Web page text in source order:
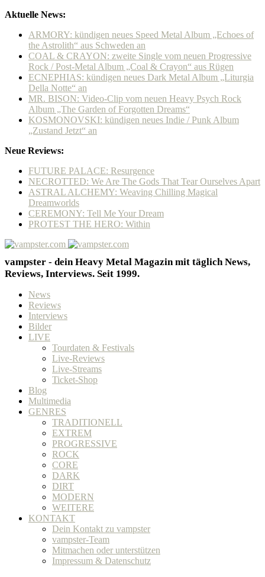
Aktuelle News:
ARMORY: kündigen neues Speed Metal Album „Echoes of
the Astrolith“ aus Schweden an
COAL & CRAYON: zweite Single vom neuen Progressive
Rock / Post-Metal Album „Coal & Crayon“ aus Rügen
ECNEPHIAS: kündigen neues Dark Metal Album „Liturgia
Della Notte“ an
MR. BISON: Video-Clip vom neuen Heavy Psych Rock
Album „The Garden of Forgotten Dreams“
KOSMONOVSKI: kündigen neues Indie / Punk Album
„Zustand Jetzt“ an
Neue Reviews:
FUTURE PALACE: Resurgence
NECROTTED: We Are The Gods That Tear Ourselves Apart
ASTRAL ALCHEMY: Weaving Chilling Magical
Dreamworlds
CEREMONY: Tell Me Your Dream
PROTEST THE HERO: Within
vampster - dein Heavy Metal Magazin mit täglich News,
Reviews, Interviews. Seit 1999.
News
Reviews
Interviews
Bilder
LIVE
Tourdaten & Festivals
Live-Reviews
Live-Streams
Ticket-Shop
Blog
Multimedia
GENRES
TRADITIONELL
EXTREM
PROGRESSIVE
ROCK
CORE
DARK
DIRT
MODERN
WEITERE
KONTAKT
Dein Kontakt zu vampster
vampster-Team
Mitmachen oder unterstützen
Impressum & Datenschutz